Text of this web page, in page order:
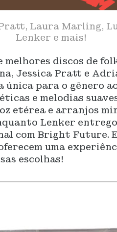
Laura Marling,
Lenker e mais!
discos de
Jessica Pratt e
única para o gênero
e melodias
etérea e arranjos
Lenker
com Bright Future.
uma
escolhas!